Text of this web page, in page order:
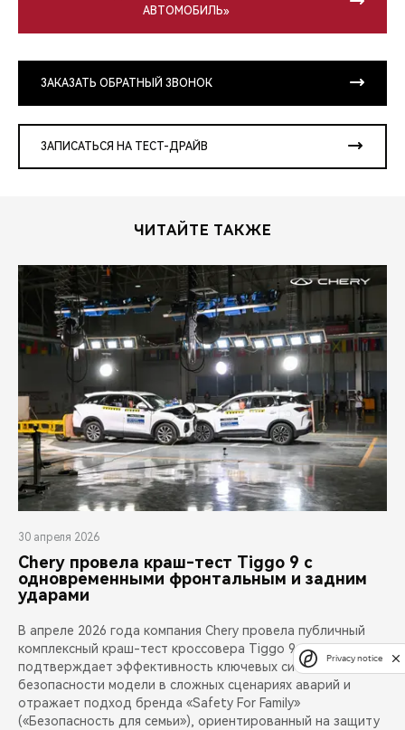
АВТОМОБИЛЬ»
ЗАКАЗАТЬ ОБРАТНЫЙ ЗВОНОК
ЗАПИСАТЬСЯ НА ТЕСТ-ДРАЙВ
ЧИТАЙТЕ ТАКЖЕ
30 апреля 2026
Chery провела краш-тест Tiggo 9 с
одновременными фронтальным и задним
ударами
В апреле 2026 года компания Chery провела публичный
комплексный краш-тест кроссовера Tiggo 9. Испытание
подтверждает эффективность ключевых систем
безопасности модели в сложных сценариях аварий и
отражает подход бренда «Safety For Family»
(«Безопасность для семьи»), ориентированный на защиту
Privacy notice